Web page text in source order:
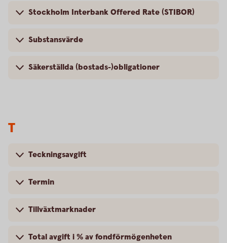
Stockholm Interbank Offered Rate (STIBOR)
Substansvärde
Säkerställda (bostads-)obligationer
T
Teckningsavgift
Termin
Tillväxtmarknader
Total avgift i % av fondförmögenheten